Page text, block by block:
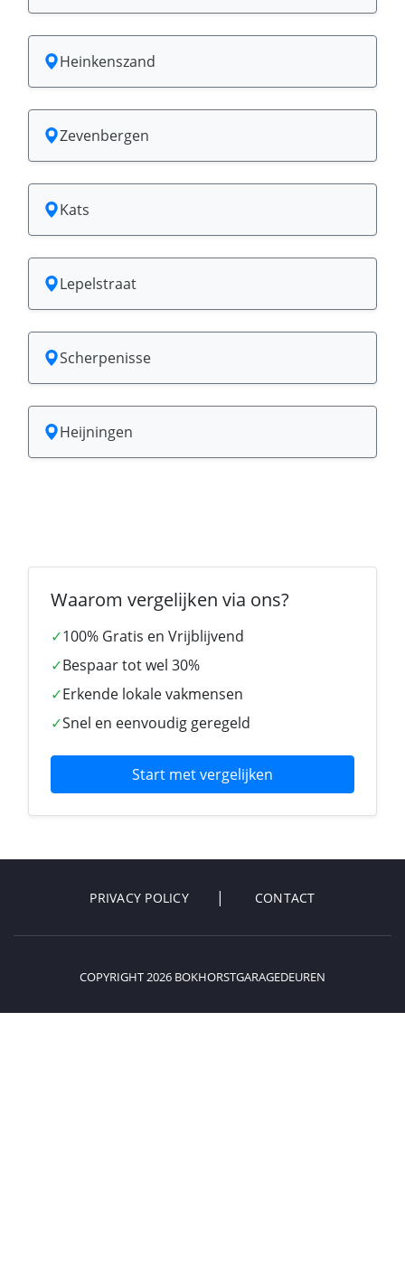
Heinkenszand
Zevenbergen
Kats
Lepelstraat
Scherpenisse
Heijningen
Waarom vergelijken via ons?
✓100% Gratis en Vrijblijvend
✓Bespaar tot wel 30%
✓Erkende lokale vakmensen
✓Snel en eenvoudig geregeld
Start met vergelijken
PRIVACY POLICY CONTACT
COPYRIGHT 2026 BOKHORSTGARAGEDEUREN